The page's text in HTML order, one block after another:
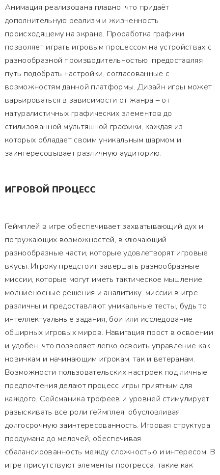
Анимация реализована плавно, что придаёт
дополнительную реализм и жизненность
происходящему на экране. Проработка графики
позволяет играть игровым процессом на устройствах с
разнообразной производительностью, предоставляя
путь подобрать настройки, согласованные с
возможностям данной платформы. Дизайн игры может
варьироваться в зависимости от жанра – от
натуралистичных графических элементов до
стилизованной мультяшной графики, каждая из
которых обладает своим уникальным шармом и
заинтересовывает различную аудиторию.
ИГРОВОЙ ПРОЦЕСС
Геймплей в игре обеспечивает захватывающий дух и
погружающих возможностей, включающий
разнообразные части, которые удовлетворят игровые
вкусы. Игроку предстоит завершать разнообразные
миссии, которые могут иметь тактическое мышление,
молниеносные решения и аналитику. миссии в игре
различны и предоставляют уникальные тесты, будь то
интеллектуальные задания, бои или исследование
обширных игровых миров. Навигация прост в освоении
и удобен, что позволяет легко освоить управление как
новичкам и начинающим игрокам, так и ветеранам.
Возможности пользовательских настроек под личные
предпочтения делают процесс игры приятным для
каждого. Сейсманика трофеев и уровней стимулирует
разыскивать все роли геймплея, обусловливая
долгосрочную заинтересованность. Игровая структура
продумана до мелочей, обеспечивая
сбалансированность между сложностью и интересом. В
игре присутствуют элементы прогресса, такие как